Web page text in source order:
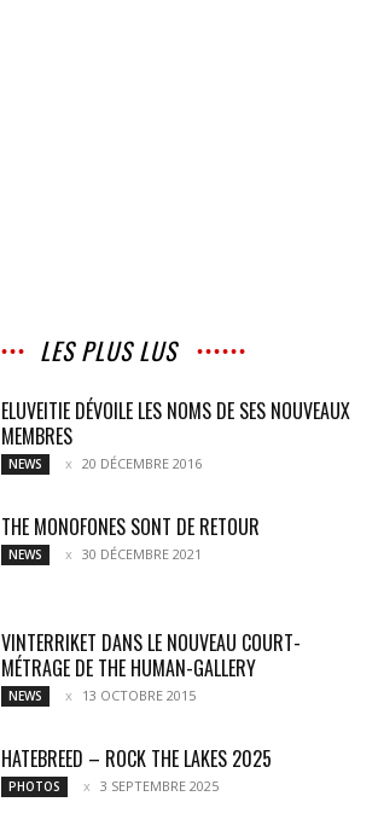
LES PLUS LUS
ELUVEITIE DÉVOILE LES NOMS DE SES NOUVEAUX
MEMBRES
NEWS 20 DÉCEMBRE 2016
THE MONOFONES SONT DE RETOUR
NEWS 30 DÉCEMBRE 2021
VINTERRIKET DANS LE NOUVEAU COURT-
MÉTRAGE DE THE HUMAN-GALLERY
NEWS 13 OCTOBRE 2015
HATEBREED – ROCK THE LAKES 2025
PHOTOS 3 SEPTEMBRE 2025